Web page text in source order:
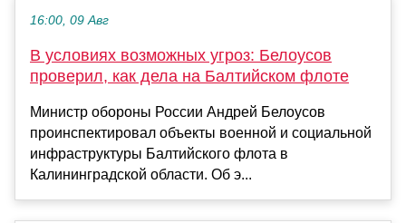
16:00, 09 Авг
В условиях возможных угроз: Белоусов
проверил, как дела на Балтийском флоте
Министр обороны России Андрей Белоусов
проинспектировал объекты военной и социальной
инфраструктуры Балтийского флота в
Калининградской области. Об э...